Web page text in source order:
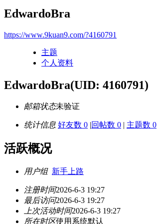
EdwardoBra
https://www.9kuan9.com/?4160791
主题
个人资料
EdwardoBra(UID: 4160791)
邮箱状态未验证
统计信息 好友数 0 |回帖数 0 | 主题数 0
活跃概况
用户组 新手上路
注册时间2026-6-3 19:27
最后访问2026-6-3 19:27
上次活动时间2026-6-3 19:27
所在时区使用系统默认